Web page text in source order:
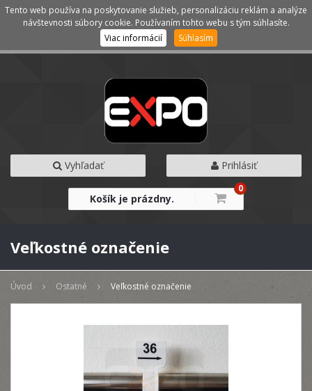
Kategórie Menu
Vyhľadať Prihlásiť
Košík je prázdny.
0
Veľkostné označenie
Úvod Ostatné Veľkostné označenie
Tento web používa na poskytovanie služieb, personalizáciu reklám a analýze
návštevnosti súbory cookie. Používaním tohto webu s tým súhlasíte.
Viac informácií
Súhlasím